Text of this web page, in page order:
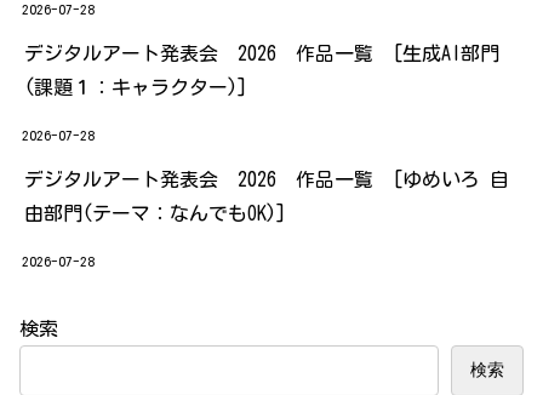
2026-07-28
デジタルアート発表会 2026 作品一覧 [生成AI部門
(課題１：キャラクター)]
2026-07-28
デジタルアート発表会 2026 作品一覧 [ゆめいろ 自
由部門(テーマ：なんでもOK)]
2026-07-28
検索
検索